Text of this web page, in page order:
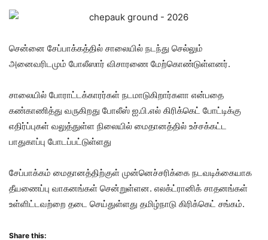
சென்னை சேப்பாக்கத்தில் சாலையில் நடந்து செல்லும்
அனைவரிடமும் போலீஸார் விசாரணை மேற்கொண்டுள்ளனர்.
சாலையில் போராட்டக்காரர்கள் நடமாடுகிறார்களா என்பதை
கண்காணித்து வருகிறது போலீஸ் ஐ.பி.எல் கிரிக்கெட் போட்டிக்கு
எதிர்ப்புகள் வலுத்துள்ள நிலையில் மைதானத்தில் உச்சக்கட்ட
பாதுகாப்பு போடப்பட்டுள்ளது
சேப்பாக்கம் மைதானத்திற்குள் முன்னெச்சரிக்கை நடவடிக்கையாக
தீயணைப்பு வாகனங்கள் சென்றுள்ளன. எலக்ட்ரானிக் சாதனங்கள்
உள்ளிட்டவற்றை தடை செய்துள்ளது தமிழ்நாடு கிரிக்கெட் சங்கம்.
Share this: